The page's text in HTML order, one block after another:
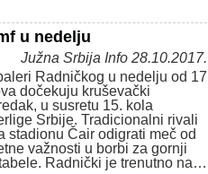
u nedelju
Južna Srbija Info 28.10.2017.
Radničkog u nedelju od 17
dočekuju kruševački
u susretu 15. kola
Srbije. Tradicionalni rivali
stadionu Čair odigrati meč od
važnosti u borbi za gornji
Radnički je trenutno na…